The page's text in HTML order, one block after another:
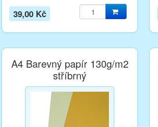
39,00 Kč
A4 Barevný papír 130g/m2
stříbrný